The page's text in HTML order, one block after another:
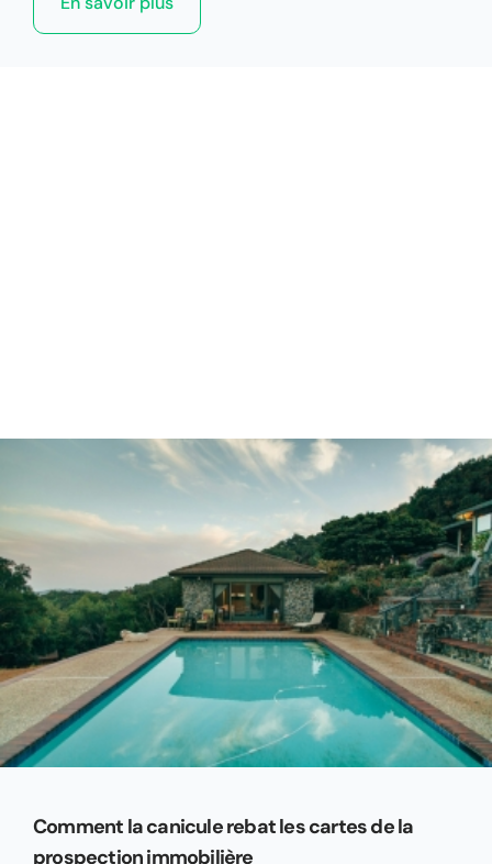
Comment la canicule rebat les cartes de la
prospection immobilière